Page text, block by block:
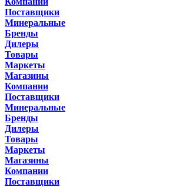
Поставщики
Минеральные
Бренды
Дилеры
Товары
Маркеты
Магазины
Компании
Поставщики
Минеральные
Бренды
Дилеры
Товары
Маркеты
Магазины
Компании
Поставщики